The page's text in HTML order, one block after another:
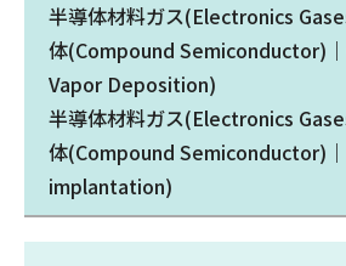
半導体材料ガス(Electronics
体(Compound Semiconductor)
Vapor Deposition)
半導体材料ガス(Electronics
体(Compound Semiconductor)
implantation)